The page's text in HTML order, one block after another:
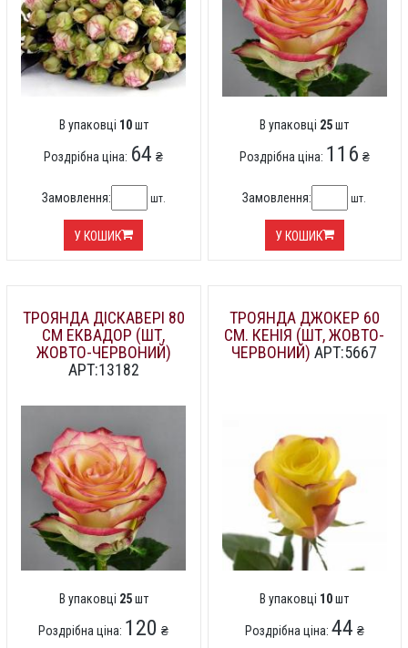
В упаковці 10шт
Роздрібна ціна: 64 ₴
Замовлення: шт.
У КОШИК
В упаковці 25шт
Роздрібна ціна: 116 ₴
Замовлення: шт.
У КОШИК
ТРОЯНДА ДІСКАВЕРІ 80
СМ ЕКВАДОР (ШТ,
ЖОВТО-ЧЕРВОНИЙ)
АРТ:13182
В упаковці 25шт
Роздрібна ціна: 120 ₴
ТРОЯНДА ДЖОКЕР 60
СМ. КЕНІЯ (ШТ, ЖОВТО-
ЧЕРВОНИЙ) АРТ:5667
В упаковці 10шт
Роздрібна ціна: 44 ₴